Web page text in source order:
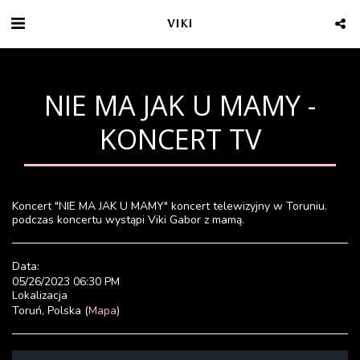
VIKI
NIE MA JAK U MAMY -
KONCERT TV
Koncert "NIE MA JAK U MAMY" koncert telewizyjny w Toruniu.
podczas koncertu wystąpi Viki Gabor z mamą.
Data:
05/26/2023 06:30 PM
Lokalizacja
Toruń, Polska (Mapa)